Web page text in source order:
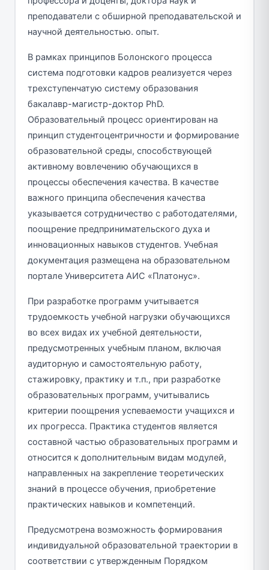
преподаватели с обширной преподавательской и
научной деятельностью. опыт.
В рамках принципов Болонского процесса
система подготовки кадров реализуется через
трехступенчатую систему образования
бакалавр-магистр-доктор PhD.
Образовательный процесс ориентирован на
принцип студентоцентричности и формирование
образовательной среды, способствующей
активному вовлечению обучающихся в
процессы обеспечения качества. В качестве
важного принципа обеспечения качества
указывается сотрудничество с работодателями,
поощрение предпринимательского духа и
инновационных навыков студентов. Учебная
документация размещена на образовательном
портале Университета АИС «Платонус».
При разработке программ учитывается
трудоемкость учебной нагрузки обучающихся
во всех видах их учебной деятельности,
предусмотренных учебным планом, включая
аудиторную и самостоятельную работу,
стажировку, практику и т.п., при разработке
образовательных программ, учитывались
критерии поощрения успеваемости учащихся и
их прогресса. Практика студентов является
составной частью образовательных программ и
относится к дополнительным видам модулей,
направленных на закрепление теоретических
знаний в процессе обучения, приобретение
практических навыков и компетенций.
Предусмотрена возможность формирования
индивидуальной образовательной траектории в
соответствии с утвержденным Порядком